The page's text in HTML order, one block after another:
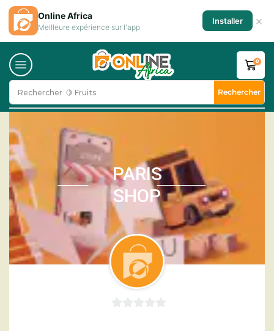
Rechercher 🍋 Fruits Rechercher
0
PARIS
SHOP
Online Africa
Meilleure expérience sur l'app
Installer ×